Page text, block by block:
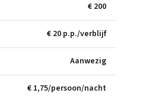
€ 200
€ 20 p.p./verblijf
Aanwezig
€ 1,75/persoon/nacht